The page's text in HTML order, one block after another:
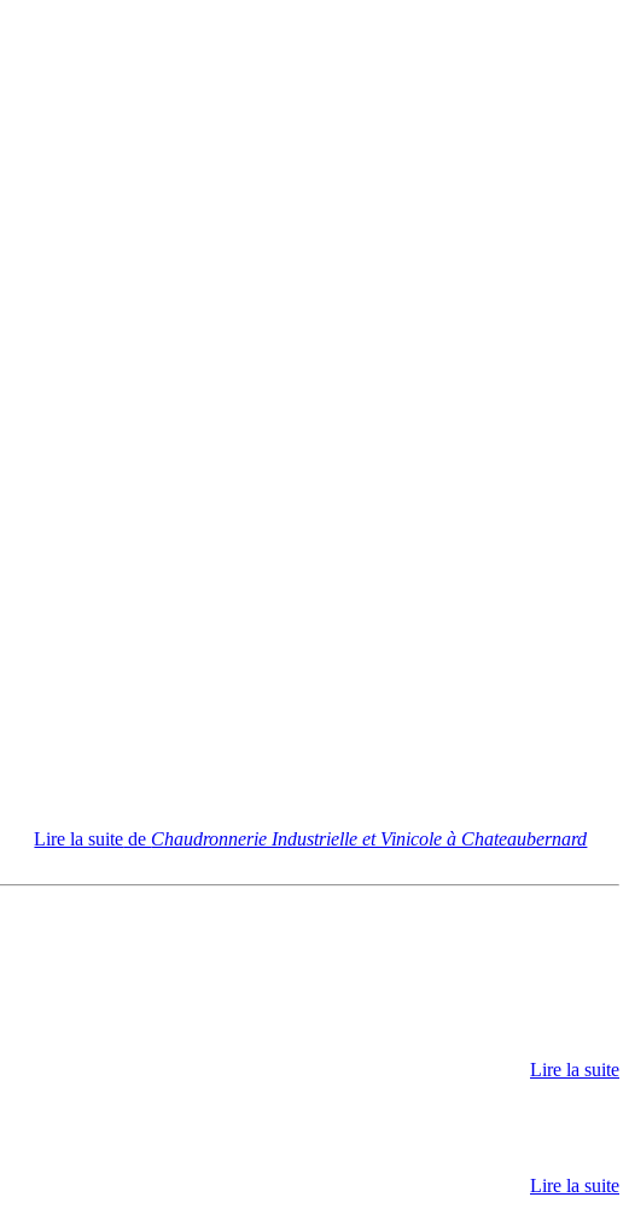
Lire la suite de Chaudronnerie Industrielle et Vinicole à Chateaubernard
Lire la suite
Lire la suite